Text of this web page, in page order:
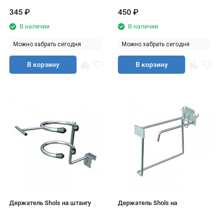
345 ₽
В наличии
Можно забрать сегодня
В корзину
450 ₽
В наличии
Можно забрать сегодня
В корзину
Держатель Shols на штангу
Держатель Shols на